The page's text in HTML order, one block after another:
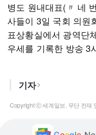
병도 원내대표(〃 네
사들이 3일 국회 의원
표상황실에서 광역단
우세를 기록한 방송 3
기자
Copyright ⓒ 세계일보. 무단 전재